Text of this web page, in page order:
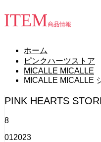
ITEM商品情報
ホーム
ピンクハーツストア
MICALLE MICALLE
MICALLE MICALLE
PINK HEARTS
8
012023